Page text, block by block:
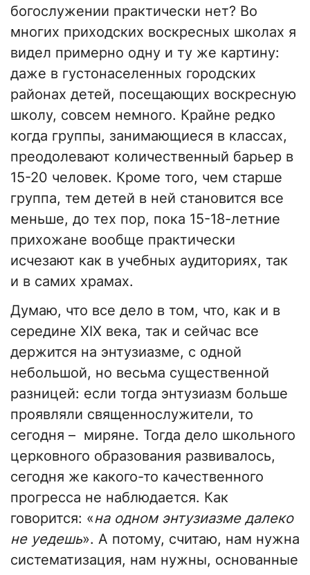
богослужении практически нет? Во
многих приходских воскресных школах я
видел примерно одну и ту же картину:
даже в густонаселенных городских
районах детей, посещающих воскресную
школу, совсем немного. Крайне редко
когда группы, занимающиеся в классах,
преодолевают количественный барьер в
15-20 человек. Кроме того, чем старше
группа, тем детей в ней становится все
меньше, до тех пор, пока 15-18-летние
прихожане вообще практически
исчезают как в учебных аудиториях, так
и в самих храмах.
Думаю, что все дело в том, что, как и в
середине XIX века, так и сейчас все
держится на энтузиазме, с одной
небольшой, но весьма существенной
разницей: если тогда энтузиазм больше
проявляли священнослужители, то
сегодня – миряне. Тогда дело школьного
церковного образования развивалось,
сегодня же какого-то качественного
прогресса не наблюдается. Как
говорится: «на одном энтузиазме далеко
не уедешь». А потому, считаю, нам нужна
систематизация, нам нужны, основанные